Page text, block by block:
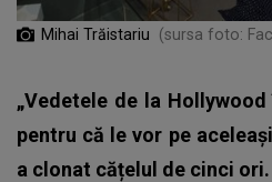
Mihai Trăistariu (sursa foto:
„Vedetele de la
pentru că le vor pe
a clonat cățelul de cinci ori.